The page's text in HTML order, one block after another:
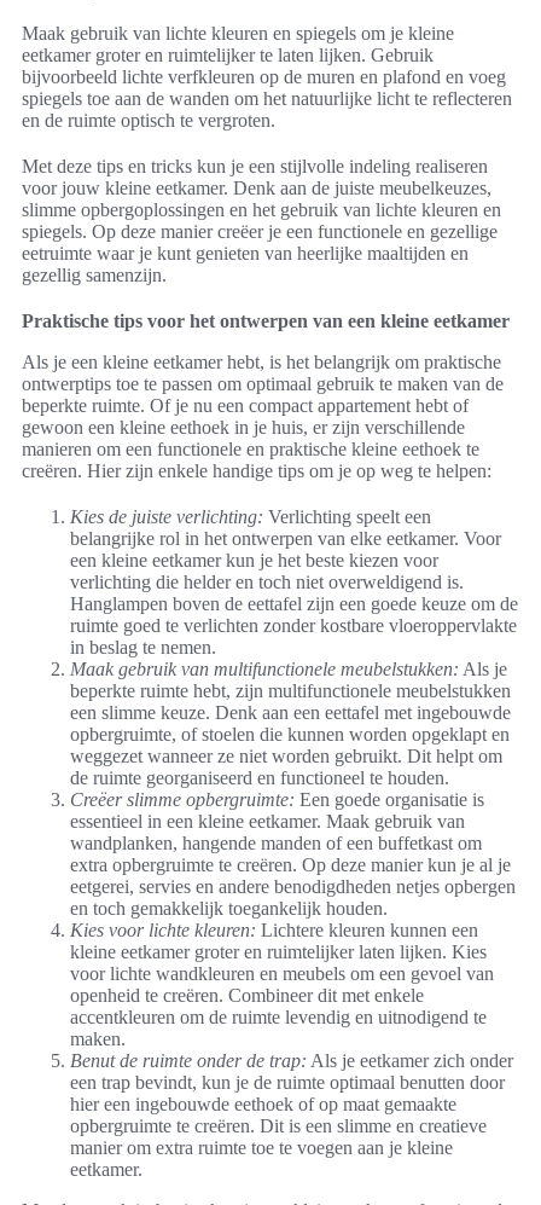
Maak gebruik van lichte kleuren en spiegels om je kleine
eetkamer groter en ruimtelijker te laten lijken. Gebruik
bijvoorbeeld lichte verfkleuren op de muren en plafond en voeg
spiegels toe aan de wanden om het natuurlijke licht te reflecteren
en de ruimte optisch te vergroten.
Met deze tips en tricks kun je een stijlvolle indeling realiseren
voor jouw kleine eetkamer. Denk aan de juiste meubelkeuzes,
slimme opbergoplossingen en het gebruik van lichte kleuren en
spiegels. Op deze manier creëer je een functionele en gezellige
eetruimte waar je kunt genieten van heerlijke maaltijden en
gezellig samenzijn.
Praktische tips voor het ontwerpen van een kleine eetkamer
Als je een kleine eetkamer hebt, is het belangrijk om praktische
ontwerptips toe te passen om optimaal gebruik te maken van de
beperkte ruimte. Of je nu een compact appartement hebt of
gewoon een kleine eethoek in je huis, er zijn verschillende
manieren om een functionele en praktische kleine eethoek te
creëren. Hier zijn enkele handige tips om je op weg te helpen:
Kies de juiste verlichting: Verlichting speelt een
belangrijke rol in het ontwerpen van elke eetkamer. Voor
een kleine eetkamer kun je het beste kiezen voor
verlichting die helder en toch niet overweldigend is.
Hanglampen boven de eettafel zijn een goede keuze om de
ruimte goed te verlichten zonder kostbare vloeroppervlakte
in beslag te nemen.
Maak gebruik van multifunctionele meubelstukken: Als je
beperkte ruimte hebt, zijn multifunctionele meubelstukken
een slimme keuze. Denk aan een eettafel met ingebouwde
opbergruimte, of stoelen die kunnen worden opgeklapt en
weggezet wanneer ze niet worden gebruikt. Dit helpt om
de ruimte georganiseerd en functioneel te houden.
Creëer slimme opbergruimte: Een goede organisatie is
essentieel in een kleine eetkamer. Maak gebruik van
wandplanken, hangende manden of een buffetkast om
extra opbergruimte te creëren. Op deze manier kun je al je
eetgerei, servies en andere benodigdheden netjes opbergen
en toch gemakkelijk toegankelijk houden.
Kies voor lichte kleuren: Lichtere kleuren kunnen een
kleine eetkamer groter en ruimtelijker laten lijken. Kies
voor lichte wandkleuren en meubels om een gevoel van
openheid te creëren. Combineer dit met enkele
accentkleuren om de ruimte levendig en uitnodigend te
maken.
Benut de ruimte onder de trap: Als je eetkamer zich onder
een trap bevindt, kun je de ruimte optimaal benutten door
hier een ingebouwde eethoek of op maat gemaakte
opbergruimte te creëren. Dit is een slimme en creatieve
manier om extra ruimte toe te voegen aan je kleine
eetkamer.